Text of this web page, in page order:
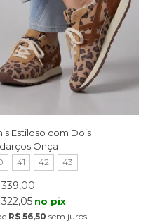
Estiloso com Dois
Onça
41 42 43
339,00
no pix
R$ 56,50 sem juros